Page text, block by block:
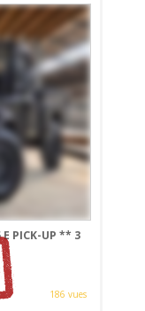
E PICK-UP ** 3
186 vues